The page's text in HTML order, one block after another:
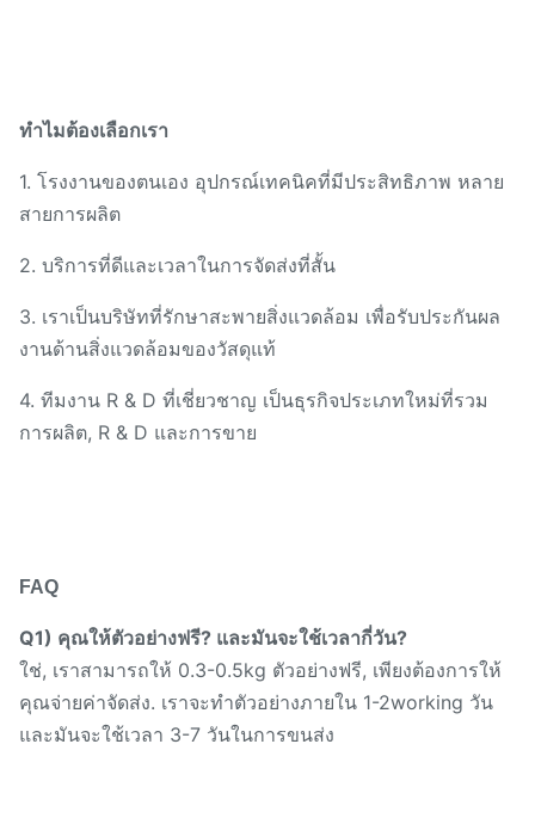
ทําไมต้องเลือกเรา
1. โรงงานของตนเอง อุปกรณ์เทคนิคที่มีประสิทธิภาพ หลาย
สายการผลิต
2. บริการที่ดีและเวลาในการจัดส่งที่สั้น
3. เราเป็นบริษัทที่รักษาสะพายสิ่งแวดล้อม เพื่อรับประกันผล
งานด้านสิ่งแวดล้อมของวัสดุแท้
4. ทีมงาน R & D ที่เชี่ยวชาญ เป็นธุรกิจประเภทใหม่ที่รวม
การผลิต, R & D และการขาย
FAQ
Q1) คุณให้ตัวอย่างฟรี? และมันจะใช้เวลากี่วัน?
ใช่, เราสามารถให้ 0.3-0.5kg ตัวอย่างฟรี, เพียงต้องการให้
คุณจ่ายค่าจัดส่ง. เราจะทําตัวอย่างภายใน 1-2working วัน
และมันจะใช้เวลา 3-7 วันในการขนส่ง